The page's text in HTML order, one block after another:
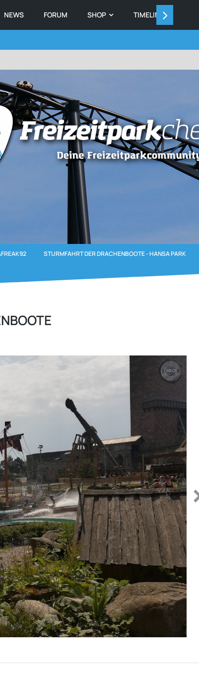
NEWS FORUM SHOP TIMELINE
STURMFAHRT DER DRACHENBOOTE - HANSA PARK